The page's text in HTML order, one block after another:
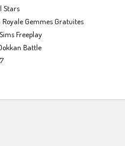
Stars
Royale Gemmes Gratuites
Freeplay
Battle